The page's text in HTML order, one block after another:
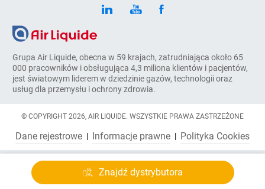
Znajdź dystrybutora
Grupa Air Liquide, obecna w 59 krajach, zatrudniająca około 65
000 pracowników i obsługująca 4,3 miliona klientów i pacjentów,
jest światowym liderem w dziedzinie gazów, technologii oraz
usług dla przemysłu i ochrony zdrowia.
© COPYRIGHT 2026, AIR LIQUIDE. WSZYSTKIE PRAWA ZASTRZEŻONE
Dane rejestrowe Informacje prawne Polityka Cookies